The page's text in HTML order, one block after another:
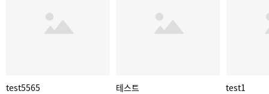
test5565
테스트
test1